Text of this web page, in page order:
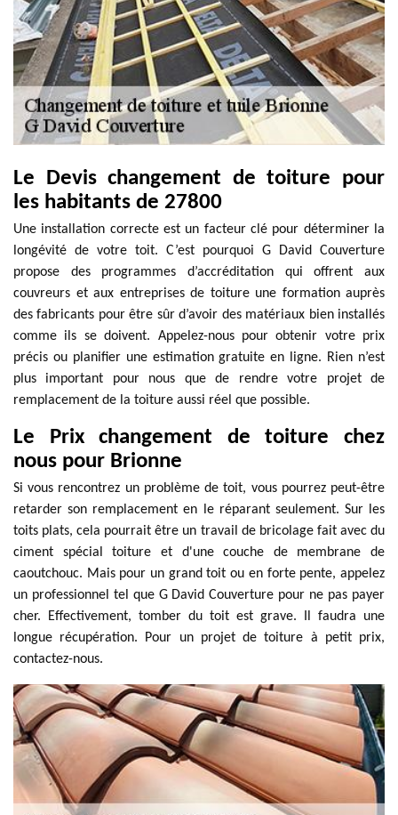
Le Devis changement de toiture pour
les habitants de 27800
Une installation correcte est un facteur clé pour déterminer la
longévité de votre toit. C’est pourquoi G David Couverture
propose des programmes d’accréditation qui offrent aux
couvreurs et aux entreprises de toiture une formation auprès
des fabricants pour être sûr d’avoir des matériaux bien installés
comme ils se doivent. Appelez-nous pour obtenir votre prix
précis ou planifier une estimation gratuite en ligne. Rien n’est
plus important pour nous que de rendre votre projet de
remplacement de la toiture aussi réel que possible.
Le Prix changement de toiture chez
nous pour Brionne
Si vous rencontrez un problème de toit, vous pourrez peut-être
retarder son remplacement en le réparant seulement. Sur les
toits plats, cela pourrait être un travail de bricolage fait avec du
ciment spécial toiture et d'une couche de membrane de
caoutchouc. Mais pour un grand toit ou en forte pente, appelez
un professionnel tel que G David Couverture pour ne pas payer
cher. Effectivement, tomber du toit est grave. Il faudra une
longue récupération. Pour un projet de toiture à petit prix,
contactez-nous.